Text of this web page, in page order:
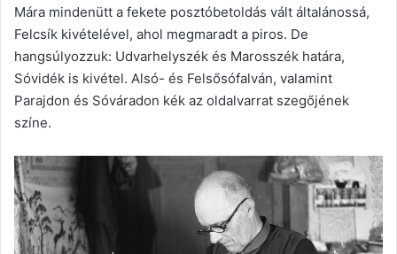
Mára mindenütt a fekete posztóbetoldás vált általánossá,
Felcsík kivételével, ahol megmaradt a piros. De
hangsúlyozzuk: Udvarhelyszék és Marosszék határa,
Sóvidék is kivétel. Alsó- és Felsősófalván, valamint
Parajdon és Sóváradon kék az oldalvarrat szegőjének
színe.